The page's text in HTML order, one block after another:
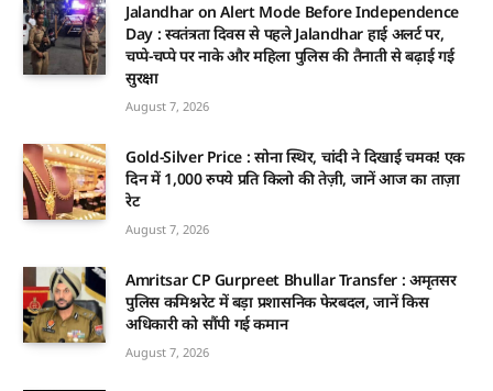
Jalandhar on Alert Mode Before Independence
Day : स्वतंत्रता दिवस से पहले Jalandhar हाई अलर्ट पर,
चप्पे-चप्पे पर नाके और महिला पुलिस की तैनाती से बढ़ाई गई
सुरक्षा
August 7, 2026
Gold-Silver Price : सोना स्थिर, चांदी ने दिखाई चमक! एक
दिन में 1,000 रुपये प्रति किलो की तेज़ी, जानें आज का ताज़ा
रेट
August 7, 2026
Amritsar CP Gurpreet Bhullar Transfer : अमृतसर
पुलिस कमिश्नरेट में बड़ा प्रशासनिक फेरबदल, जानें किस
अधिकारी को सौंपी गई कमान
August 7, 2026